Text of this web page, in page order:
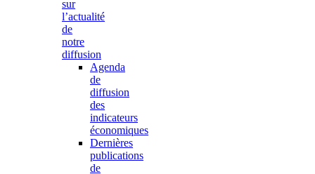
sur
l’actualité
de
notre
diffusion
Agenda
de
diffusion
des
indicateurs
économiques
Dernières
publications
de